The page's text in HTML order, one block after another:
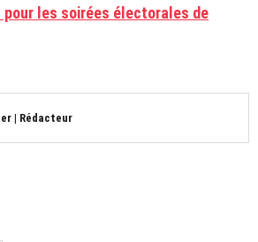
pour les soirées électorales de
| Rédacteur